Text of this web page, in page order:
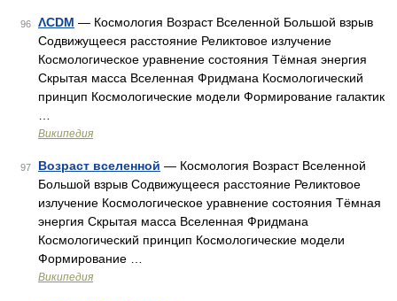
96 ΛCDM — Космология Возраст Вселенной Большой взрыв
Содвижущееся расстояние Реликтовое излучение
Космологическое уравнение состояния Тёмная энергия
Скрытая масса Вселенная Фридмана Космологический
принцип Космологические модели Формирование галактик
Википедия
97 Возраст вселенной — Космология Возраст Вселенной
Большой взрыв Содвижущееся расстояние Реликтовое
излучение Космологическое уравнение состояния Тёмная
энергия Скрытая масса Вселенная Фридмана
Космологический принцип Космологические модели
Формирование …
Википедия